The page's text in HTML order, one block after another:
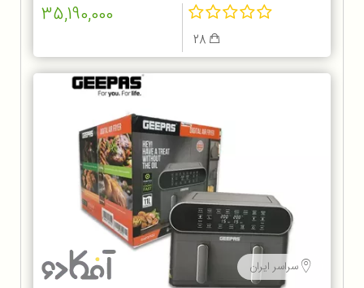
35,190,000
سراسر ایران